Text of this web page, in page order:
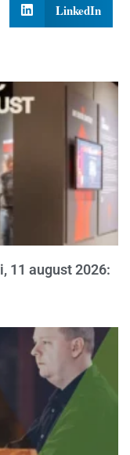
LinkedIn
11 august 2026: